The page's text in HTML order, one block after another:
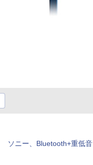
ソニー、Bluetooth+重低